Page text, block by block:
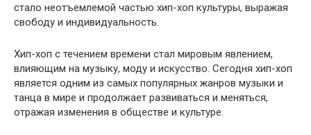
стало неотъемлемой частью хип-хоп культуры, выражая
свободу и индивидуальность.
Хип-хоп с течением времени стал мировым явлением,
влияющим на музыку, моду и искусство. Сегодня хип-хоп
является одним из самых популярных жанров музыки и
танца в мире и продолжает развиваться и меняться,
отражая изменения в обществе и культуре.